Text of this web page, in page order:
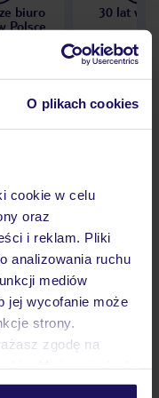
O plikach cookies
cookie w celu
oraz
i reklam. Pliki
analizowania ruchu
mediów
jej wycofanie może
strony.
zgodę na
w zakładkę
biuro
Polsce
30 lat w